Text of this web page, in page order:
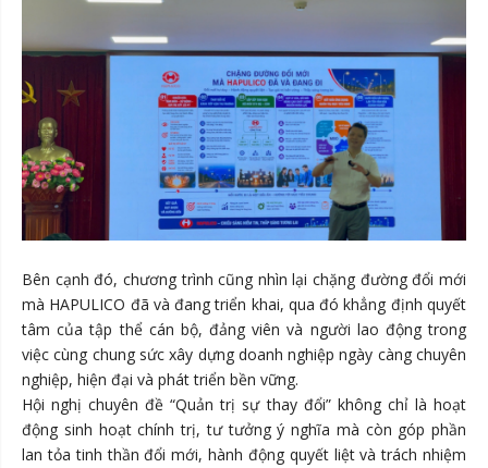
Bên cạnh đó, chương trình cũng nhìn lại chặng đường đổi mới
mà HAPULICO đã và đang triển khai, qua đó khẳng định quyết
tâm của tập thể cán bộ, đảng viên và người lao động trong
việc cùng chung sức xây dựng doanh nghiệp ngày càng chuyên
nghiệp, hiện đại và phát triển bền vững.
Hội nghị chuyên đề “Quản trị sự thay đổi” không chỉ là hoạt
động sinh hoạt chính trị, tư tưởng ý nghĩa mà còn góp phần
lan tỏa tinh thần đổi mới, hành động quyết liệt và trách nhiệm